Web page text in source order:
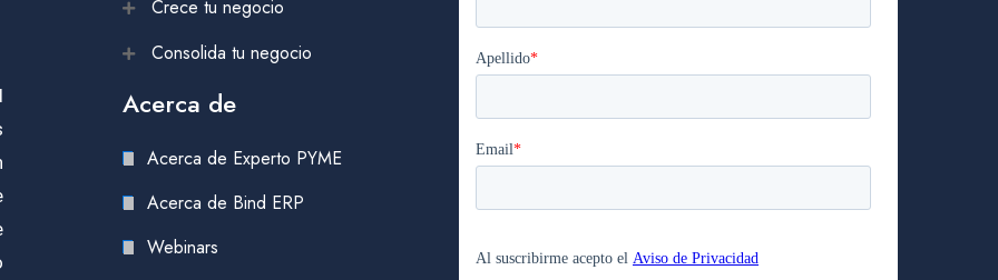
Crece tu negocio
Consolida tu negocio
Acerca de
Acerca de Experto PYME
Acerca de Bind ERP
Webinars